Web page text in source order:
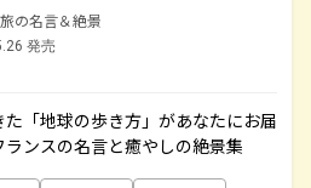
の名言＆絶景
発売
「地球の歩き方」があなたにお届
ンスの名言と癒やしの絶景集